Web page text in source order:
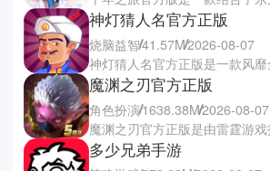
神灯猜人名官方正版
烧脑益智41.57M2026-08-07
魔渊之刃官方正版
角色扮演1638.38M2026-08-07
多少兄弟手游